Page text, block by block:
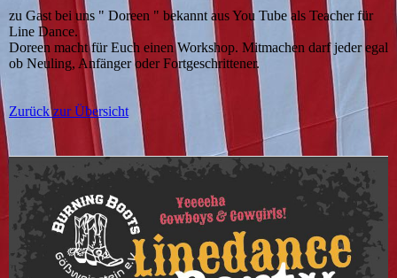
zu Gast bei uns " Doreen " bekannt aus You Tube als Teacher für
Line Dance.
Doreen macht für Euch einen Workshop. Mitmachen darf jeder egal
ob Neuling, Anfänger oder Fortgeschrittener.
Zurück zur Übersicht